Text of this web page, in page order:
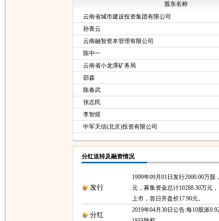
股东名称
云南省城市建设投资集团有限公司
孙青云
云南融智资本管理有限公司
陈中一
云南省小龙潭矿务局
邵森
陈春武
张志民
李智煜
中军天信(北京)投资有限公司
分红送转及融资情况
发行
1999年09月01日发行2000.00万股
元，募集资金总计10288.30万元
上市，首日开盘价17.90元。
分红
2019年04月30日公告:每10股派